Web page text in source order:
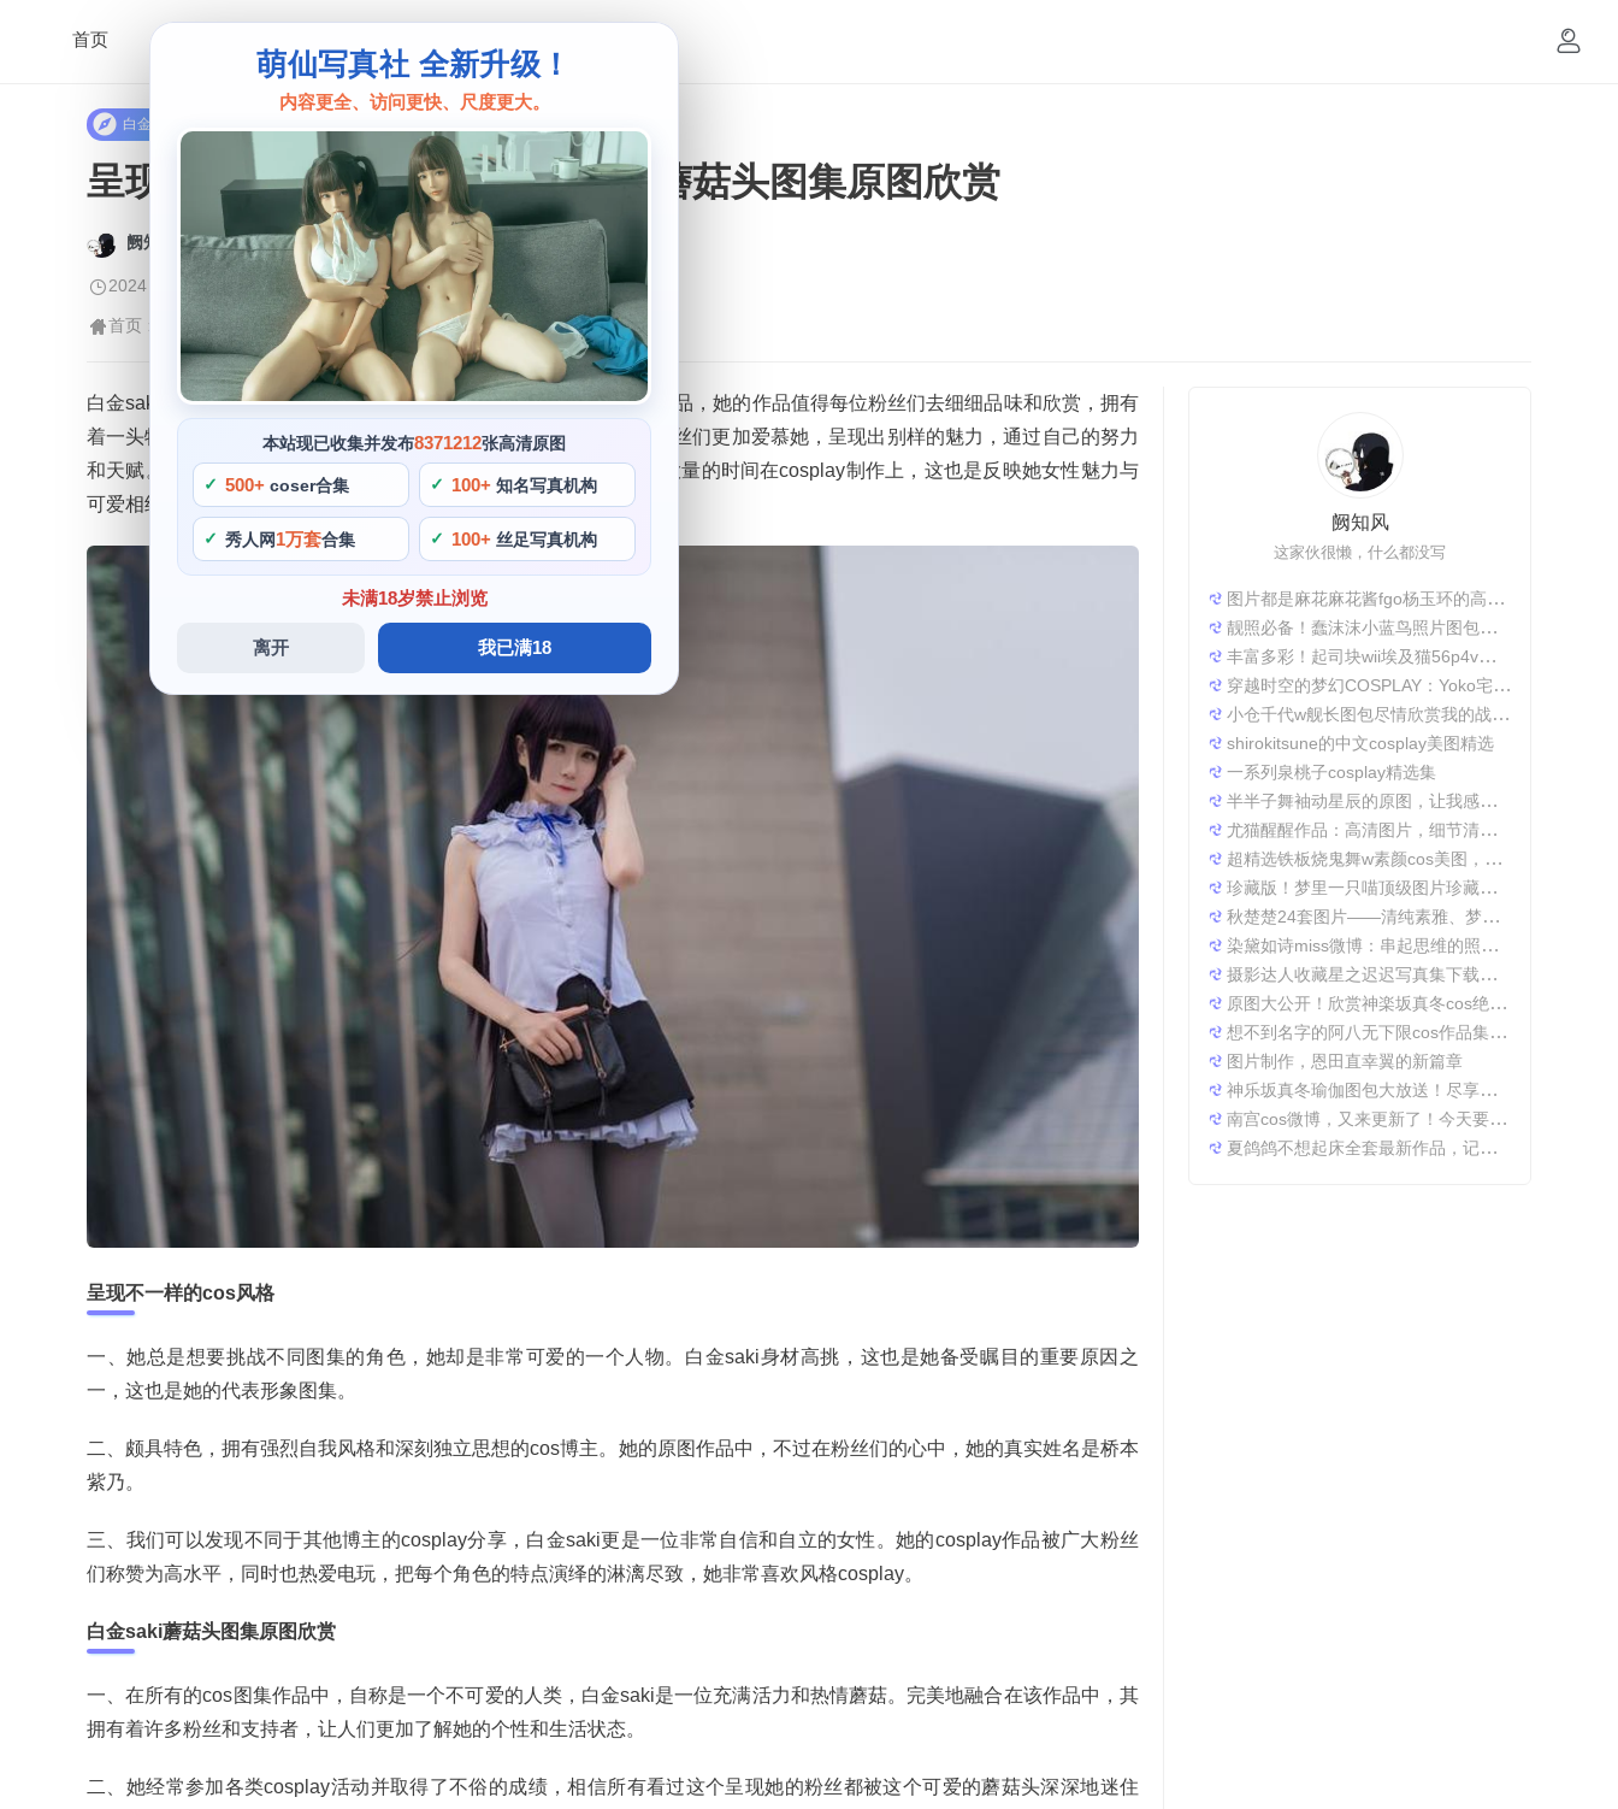
首页
萌仙写真社 全新升级！
内容更全、访问更快、尺度更大。
本站现已收集并发布8371212张高清原图
500+ coser合集 100+ 知名写真机构
秀人网1万套合集 100+ 丝足写真机构
未满18岁禁止浏览
离开 我已满18
白金saki
呈现不一样的cos风格：白金saki蘑菇头图集原图欣赏
阙知风
2024 年 5 月 9 日 16:24:42
387
首页 > 白金saki > 正文
白金saki是一位备受喜爱的cos博主，总是会尝试一些不同于主流的作品，她的作品值得每位粉丝们去细细品味和欣赏，拥有
着一头特别可爱的蘑菇头。白金saki的cosplay风格十分独特，使得粉丝们更加爱慕她，呈现出别样的魅力，通过自己的努力
和天赋。“白金saki蘑菇头图集”绝对是不能够错过的，平时她会花费大量的时间在cosplay制作上，这也是反映她女性魅力与
可爱相结合的最好时刻之一。
呈现不一样的cos风格
一、她总是想要挑战不同图集的角色，她却是非常可爱的一个人物。白金saki身材高挑，这也是她备受瞩目的重要原因之
一，这也是她的代表形象图集。
二、颇具特色，拥有强烈自我风格和深刻独立思想的cos博主。她的原图作品中，不过在粉丝们的心中，她的真实姓名是桥本
紫乃。
三、我们可以发现不同于其他博主的cosplay分享，白金saki更是一位非常自信和自立的女性。她的cosplay作品被广大粉丝
们称赞为高水平，同时也热爱电玩，把每个角色的特点演绎的淋漓尽致，她非常喜欢风格cosplay。
白金saki蘑菇头图集原图欣赏
一、在所有的cos图集作品中，自称是一个不可爱的人类，白金saki是一位充满活力和热情蘑菇。完美地融合在该作品中，其
拥有着许多粉丝和支持者，让人们更加了解她的个性和生活状态。
二、她经常参加各类cosplay活动并取得了不俗的成绩，相信所有看过这个呈现她的粉丝都被这个可爱的蘑菇头深深地迷住
阙知风
这家伙很懒，什么都没写
图片都是麻花麻花酱fgo杨玉环的高清照片，太好看了
靓照必备！蠢沫沫小蓝鸟照片图包合集
丰富多彩！起司块wii埃及猫56p4v照片精选大集合
穿越时空的梦幻COSPLAY：Yoko宅夏电子档图包
小仓千代w舰长图包尽情欣赏我的战场作品集
shirokitsune的中文cosplay美图精选
一系列泉桃子cosplay精选集
半半子舞袖动星辰的原图，让我感受到了摄影的魅力
尤猫醒醒作品：高清图片，细节清晰展现真实美。
超精选铁板烧鬼舞w素颜cos美图，一定不会让你失望
珍藏版！梦里一只喵顶级图片珍藏套装。
秋楚楚24套图片——清纯素雅、梦幻唯美，成就一张张经典美图。
染黛如诗miss微博：串起思维的照片收集
摄影达人收藏星之迟迟写真集下载，原图分享带来无限想象空间。
原图大公开！欣赏神楽坂真冬cos绝対服従的高清细节
想不到名字的阿八无下限cos作品集锦，带你领略不一般的角色扮演魅力
图片制作，恩田直幸翼的新篇章
神乐坂真冬瑜伽图包大放送！尽享原图精粹
南宫cos微博，又来更新了！今天要分享一些特别的东西哦。
夏鸽鸽不想起床全套最新作品，记录最美时光。